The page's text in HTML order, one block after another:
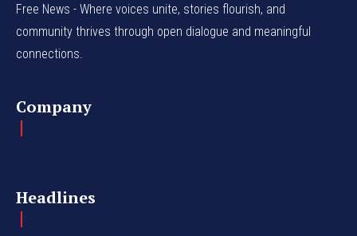
Free News - Where voices unite, stories flourish, and
community thrives through open dialogue and meaningful
connections.
Company
Headlines